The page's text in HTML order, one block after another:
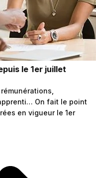
le 1er juillet
On fait le point
en vigueur le 1er